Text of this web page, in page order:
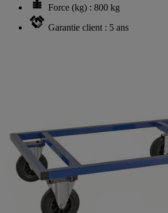
Force (kg) : 800 kg
Garantie client : 5 ans